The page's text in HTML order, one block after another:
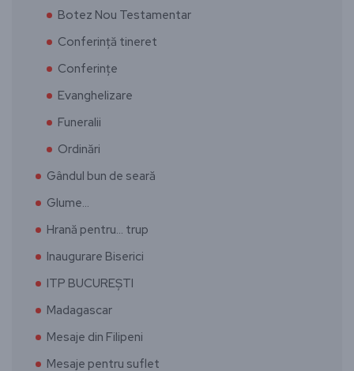
Botez Nou Testamentar
Conferință tineret
Conferințe
Evanghelizare
Funeralii
Ordinări
Gândul bun de seară
Glume…
Hrană pentru… trup
Inaugurare Biserici
ITP BUCUREȘTI
Madagascar
Mesaje din Filipeni
Mesaje pentru suflet